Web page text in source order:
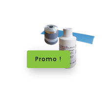
Promo !